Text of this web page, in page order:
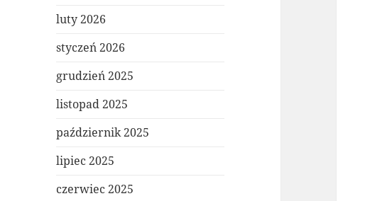
luty 2026
styczeń 2026
grudzień 2025
listopad 2025
październik 2025
lipiec 2025
czerwiec 2025